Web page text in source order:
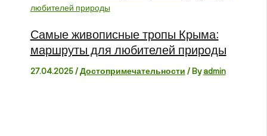
Самые живописные тропы Крыма:
маршруты для любителей природы
27.04.2025/Достопримечательности / Byadmin